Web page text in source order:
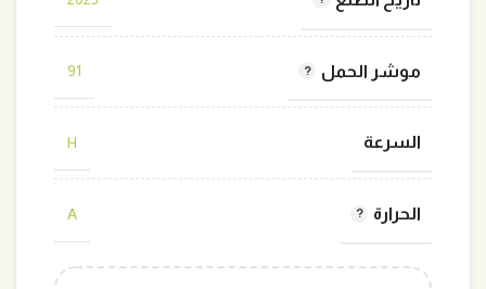
موشر الحمل 91
السرعة H
الحرارة A